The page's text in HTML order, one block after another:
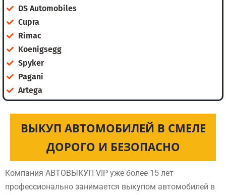
DS Automobiles
Cupra
Rimac
Koenigsegg
Spyker
Pagani
Artega
ВЫКУП АВТОМОБИЛЕЙ В СМЕЛЕ
ДОРОГО И БЕЗОПАСНО
Компания АВТОВЫКУП VIP уже более 15 лет
профессионально занимается выкупом автомобилей в